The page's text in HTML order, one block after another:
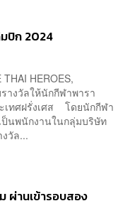
ปิก 2024
HEROES,
รางวัลให้นักกีฬาพารา
เทศฝรั่งเศส โดยนักกีฬา
ป็นพนักงานในกลุ่มบริษัท
วัล...
ผ่านเข้ารอบสอง